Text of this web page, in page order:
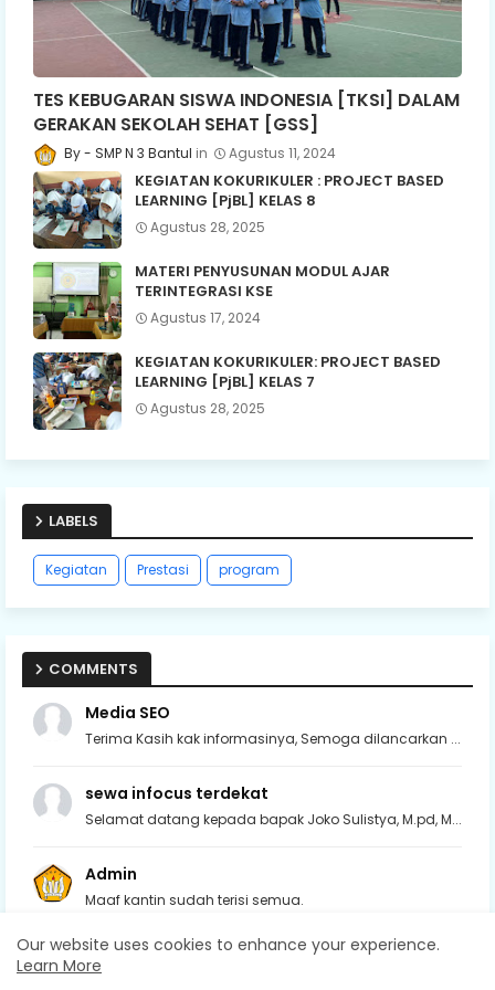
TES KEBUGARAN SISWA INDONESIA [TKSI] DALAM
GERAKAN SEKOLAH SEHAT [GSS]
SMP N 3 Bantul Agustus 11, 2024
KEGIATAN KOKURIKULER : PROJECT BASED
LEARNING [PjBL] KELAS 8
Agustus 28, 2025
MATERI PENYUSUNAN MODUL AJAR
TERINTEGRASI KSE
Agustus 17, 2024
KEGIATAN KOKURIKULER: PROJECT BASED
LEARNING [PjBL] KELAS 7
Agustus 28, 2025
LABELS
Kegiatan Prestasi program
COMMENTS
Media SEO
Terima Kasih kak informasinya, Semoga dilancarkan ...
sewa infocus terdekat
Selamat datang kepada bapak Joko Sulistya, M.pd, M...
Admin
Maaf kantin sudah terisi semua.
Admin
Our website uses cookies to enhance your experience.
Learn More